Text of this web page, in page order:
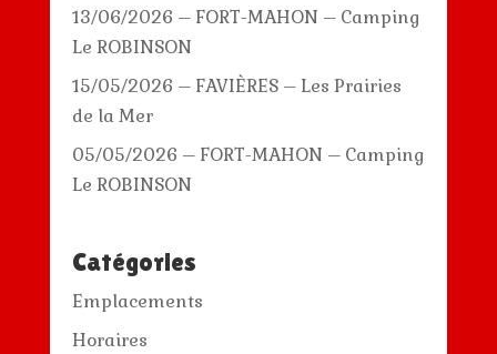
13/06/2026 – FORT-MAHON – Camping
Le ROBINSON
15/05/2026 – FAVIÈRES – Les Prairies
de la Mer
05/05/2026 – FORT-MAHON – Camping
Le ROBINSON
Catégories
Emplacements
Horaires